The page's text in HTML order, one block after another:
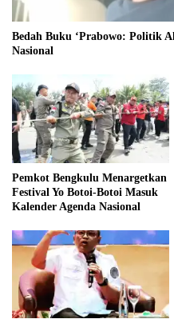
Bedah Buku ‘Prabowo: Politik
Nasional
Pemkot Bengkulu Menargetkan
Festival Yo Botoi-Botoi Masuk
Kalender Agenda Nasional